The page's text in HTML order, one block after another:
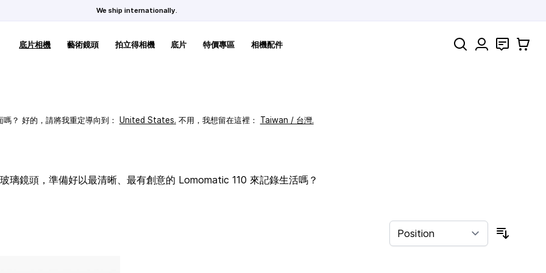
We ship internationally.
底片相機 藝術鏡頭 拍立得相機 底片 特價專區 相機配件 Search 聯絡 購物車
？ 好的，請將我重定導向到： United States. 不用，我想留在這裡： Taiwan / 台灣.
璃鏡頭，準備好以最清晰、最有創意的 Lomomatic 110 來記錄生活嗎？